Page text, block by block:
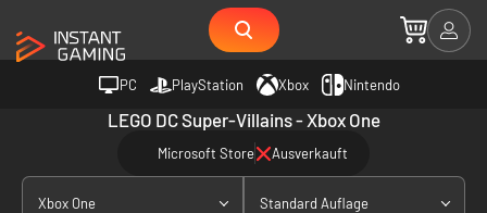
PC PlayStation Xbox Nintendo
LEGO DC Super-Villains - Xbox One
Microsoft Store Ausverkauft
Xbox One Standard Auflage